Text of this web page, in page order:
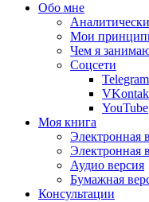
Обо мне
Мои
Чем я
Соцсети
YouTube
Моя книга
Электронная
Электронная
Аудио версия
Бумажная
Консультации